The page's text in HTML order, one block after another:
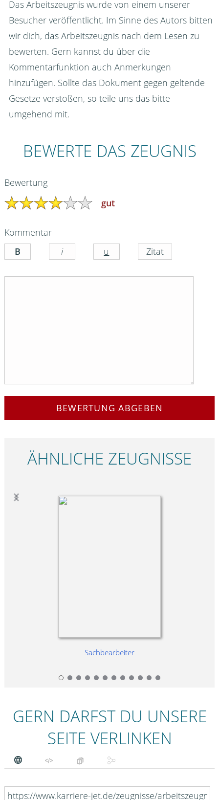
Das Arbeitszeugnis wurde von einem unserer
Besucher veröffentlicht. Im Sinne des Autors bitten
wir dich, das Arbeitszeugnis nach dem Lesen zu
bewerten. Gern kannst du über die
Kommentarfunktion auch Anmerkungen
hinzufügen. Sollte das Dokument gegen geltende
Gesetze verstoßen, so teile uns das bitte
umgehend mit.
BEWERTE DAS ZEUGNIS
Bewertung
gut
Kommentar
BEWERTUNG ABGEBEN
ÄHNLICHE ZEUGNISSE
Sachbearbeiter
GERN DARFST DU UNSERE
SEITE VERLINKEN